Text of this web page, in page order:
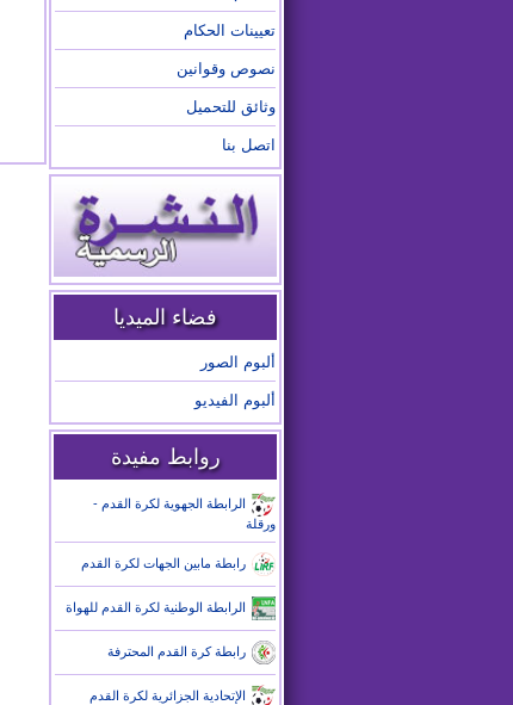
تعيينات الحكام
نصوص وقوانين
وثائق للتحميل
اتصل بنا
فضاء الميديا
ألبوم الصور
ألبوم الفيديو
روابط مفيدة
الرابطة الجهوية لكرة القدم -
ورقلة
رابطة مابين الجهات لكرة القدم
الرابطة الوطنية لكرة القدم للهواة
رابطة كرة القدم المحترفة
الإتحادية الجزائرية لكرة القدم